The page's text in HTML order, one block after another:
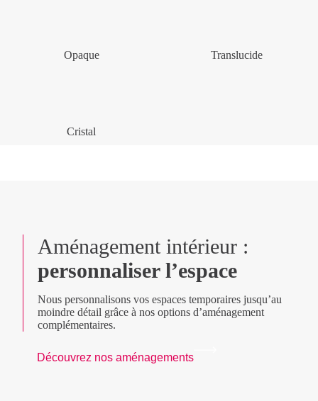
Opaque Translucide
Cristal
Aménagement intérieur :
personnaliser l’espace
Nous personnalisons vos espaces temporaires jusqu’au
moindre détail grâce à nos options d’aménagement
complémentaires.
Découvrez nos aménagements